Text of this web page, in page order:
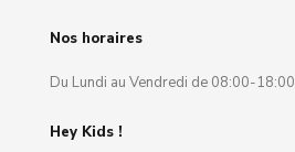
Nos horaires
Du Lundi au Vendredi de 08:00-18:00
Hey Kids !